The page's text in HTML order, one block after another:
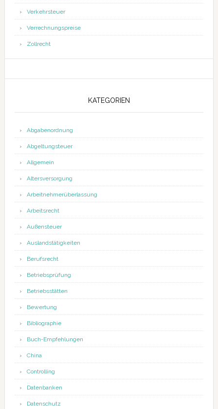
Verkehrsteuer
Verrechnungspreise
Zollrecht
KATEGORIEN
Abgabenordnung
Abgeltungsteuer
Allgemein
Altersversorgung
Arbeitnehmerüberlassung
Arbeitsrecht
Außensteuer
Auslandstätigkeiten
Berufsrecht
Betriebsprüfung
Betriebsstätten
Bewertung
Bibliographie
Buch-Empfehlungen
China
Controlling
Datenbanken
Datenschutz